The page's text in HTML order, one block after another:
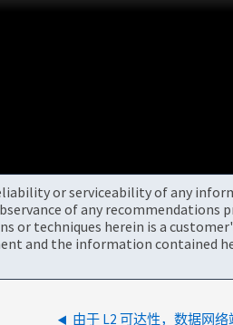
or serviceability of any
of any recommendations
techniques herein is a
and the information contained
由于 L2 可达性，数据网络